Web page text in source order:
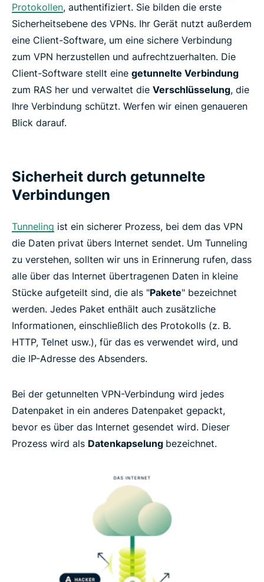
Protokollen, authentifiziert. Sie bilden die erste
Sicherheitsebene des VPNs. Ihr Gerät nutzt außerdem
eine Client-Software, um eine sichere Verbindung
zum VPN herzustellen und aufrechtzuerhalten. Die
Client-Software stellt eine getunnelte Verbindung
zum RAS her und verwaltet die Verschlüsselung, die
Ihre Verbindung schützt. Werfen wir einen genaueren
Blick darauf.
Sicherheit durch getunnelte
Verbindungen
Tunneling ist ein sicherer Prozess, bei dem das VPN
die Daten privat übers Internet sendet. Um Tunneling
zu verstehen, sollten wir uns in Erinnerung rufen, dass
alle über das Internet übertragenen Daten in kleine
Stücke aufgeteilt sind, die als "Pakete" bezeichnet
werden. Jedes Paket enthält auch zusätzliche
Informationen, einschließlich des Protokolls (z. B.
HTTP, Telnet usw.), für das es verwendet wird, und
die IP-Adresse des Absenders.
Bei der getunnelten VPN-Verbindung wird jedes
Datenpaket in ein anderes Datenpaket gepackt,
bevor es über das Internet gesendet wird. Dieser
Prozess wird als Datenkapselung bezeichnet.